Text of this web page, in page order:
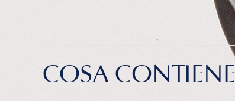
COSA CONTIENE